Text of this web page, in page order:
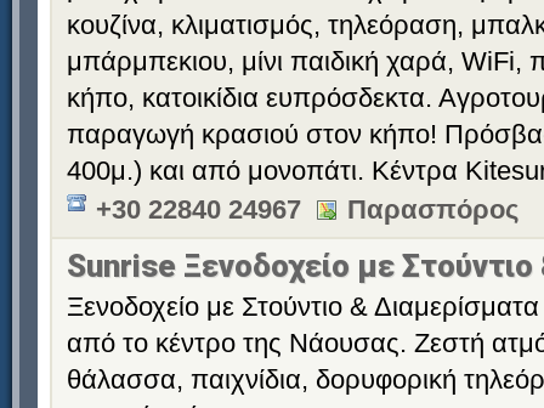
κουζίνα, κλιματισμός, τηλεόραση,
μπάρμπεκιου, μίνι παιδική χαρά, WiFi,
κήπο, κατοικίδια ευπρόσδεκτα.
παραγωγή κρασιού στον κήπο!
400μ.) και από μονοπάτι. Κέντρα
+30 22840 24967
Παρασπόρος
Sunrise Ξενοδοχείο με
Ξενοδοχείο με Στούντιο &
από το κέντρο της Νάουσας. Ζεστή
θάλασσα, παιχνίδια, δορυφορική